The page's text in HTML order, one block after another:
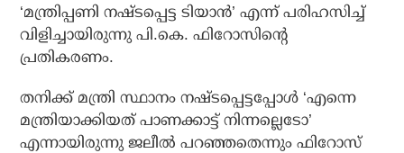
‘മന്ത്രിപ്പണി നഷ്ടപ്പെട്ട ടിയാന്‍’ എന്ന് പരിഹസിച്ച്
വിളിച്ചായിരുന്നു പി.കെ. ഫിറോസിന്റെ
പ്രതികരണം.
തനിക്ക് മന്ത്രി സ്ഥാനം നഷ്ടപ്പെട്ടപ്പോള്‍ ‘എന്നെ
മന്ത്രിയാക്കിയത് പാണക്കാട്ട് നിന്നല്ലെടോ’
എന്നായിരുന്നു ജലീല്‍ പറഞ്ഞതെന്നും ഫിറോസ്